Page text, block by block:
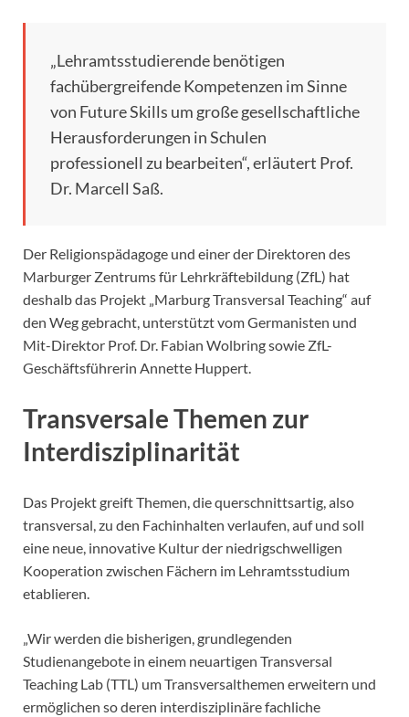
„Lehramtsstudierende benötigen
fachübergreifende Kompetenzen im Sinne
von Future Skills um große gesellschaftliche
Herausforderungen in Schulen
professionell zu bearbeiten“, erläutert Prof.
Dr. Marcell Saß.
Der Religionspädagoge und einer der Direktoren des
Marburger Zentrums für Lehrkräftebildung (ZfL) hat
deshalb das Projekt „Marburg Transversal Teaching“ auf
den Weg gebracht, unterstützt vom Germanisten und
Mit-Direktor Prof. Dr. Fabian Wolbring sowie ZfL-
Geschäftsführerin Annette Huppert.
Transversale Themen zur
Interdisziplinarität
Das Projekt greift Themen, die querschnittsartig, also
transversal, zu den Fachinhalten verlaufen, auf und soll
eine neue, innovative Kultur der niedrigschwelligen
Kooperation zwischen Fächern im Lehramtsstudium
etablieren.
„Wir werden die bisherigen, grundlegenden
Studienangebote in einem neuartigen Transversal
Teaching Lab (TTL) um Transversalthemen erweitern und
ermöglichen so deren interdisziplinäre fachliche